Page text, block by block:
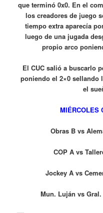
que terminó 0x0. En el
los creadores de juego
tiempo extra aparecía
luego de una jugada
propio arco
El CUC salió a buscarlo
poniendo el 2×0 sellando
el
MIÉRCOLES
Obras B vs
COP A vs
Jockey A vs
Mun. Luján vs